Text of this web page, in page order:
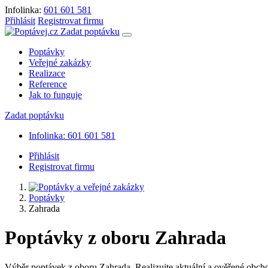
Infolinka: 601 601 581
Přihlásit Registrovat firmu
Zadat poptávku
Poptávky
Veřejné zakázky
Realizace
Reference
Jak to funguje
Zadat poptávku
Infolinka: 601 601 581
Přihlásit
Registrovat firmu
Poptávky
Zahrada
Poptávky z oboru Zahrada